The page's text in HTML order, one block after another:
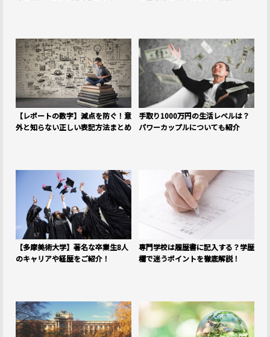
【レポートの数字】減点を防ぐ！意
外と知らない正しい表記方法まとめ
手取り1000万円の生活レベルは？
パワーカップルについても紹介
【多摩美術大学】著名な卒業生8人
のキャリアや経歴をご紹介！
専門学校は履歴書に記入する？学歴
欄で迷うポイントを徹底解説！